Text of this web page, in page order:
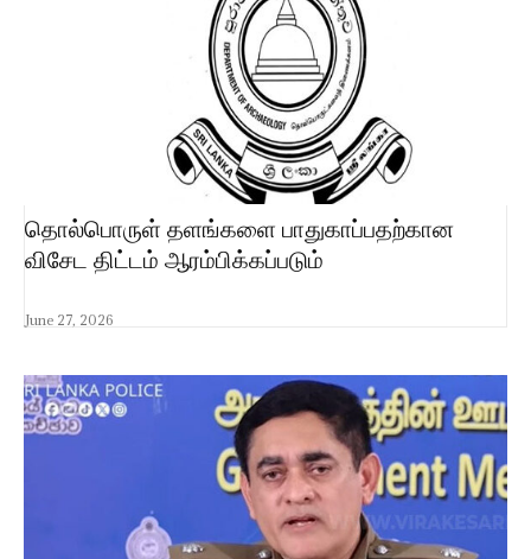
தொல்பொருள் தளங்களை பாதுகாப்பதற்கான
விசேட திட்டம் ஆரம்பிக்கப்படும்
June 27, 2026